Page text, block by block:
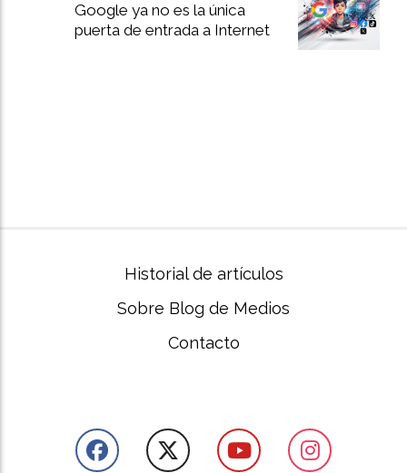
Google ya no es la única
puerta de entrada a Internet
Historial de artículos
Sobre Blog de Medios
Contacto